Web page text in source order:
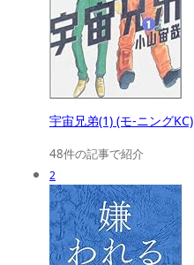
宇宙兄弟(1) (モ-ニングKC)
48件の記事で紹介
2